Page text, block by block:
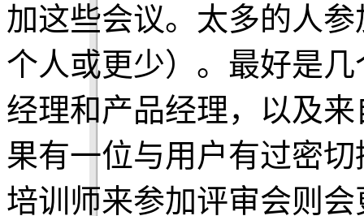
加这些会议。太多的人
个人或更少）。最好是
经理和产品经理，以及
果有一位与用户有过密
培训师来参加评审会则